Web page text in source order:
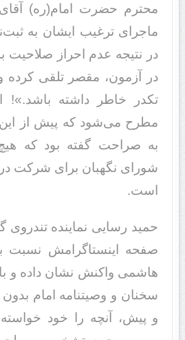
محترم حضرت امام(ره)
ماجرای ترغیب ایشان به
در نتیجه عدم احراز صلاحیت
در آزمون، مقصر تلقی
تکدر خاطر داشته باشد.»!
مطرح می‌شود که پیش از
به صراحت گفته بود که
شورای نگهبان برای شرکت
است.
حمید رسایی نماینده تندروی
صفحه اینستاگرامش نسبت
هاشمی واکنش نشان داده و با
سخنان و وصیتنامه امام
و پیش، آنچه را خود